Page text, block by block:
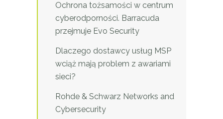
Ochrona tożsamości w centrum
cyberodporności. Barracuda
przejmuje Evo Security
Dlaczego dostawcy usług MSP
wciąż mają problem z awariami
sieci?
Rohde & Schwarz Networks and
Cybersecurity